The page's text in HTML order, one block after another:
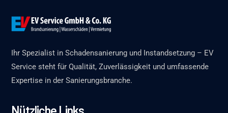
Ihr Spezialist in Schadensanierung und Instandsetzung – EV
Service steht für Qualität, Zuverlässigkeit und umfassende
Expertise in der Sanierungsbranche.